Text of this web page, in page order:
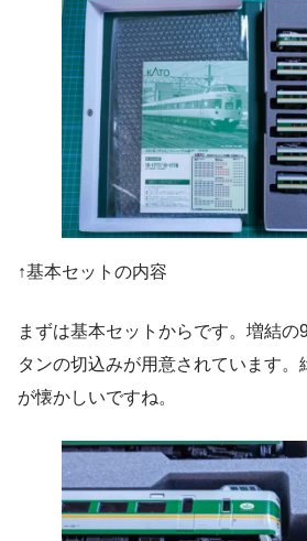
↑基本セットの内容
まずは基本セットからです。増結の
タンの切込みが用意されています。
が懐かしいですね。